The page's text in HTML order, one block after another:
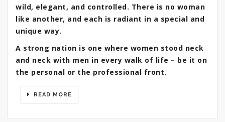
wild, elegant, and controlled. There is no woman
like another, and each is radiant in a special and
unique way.
A strong nation is one where women stood neck
and neck with men in every walk of life – be it on
the personal or the professional front.
READ MORE